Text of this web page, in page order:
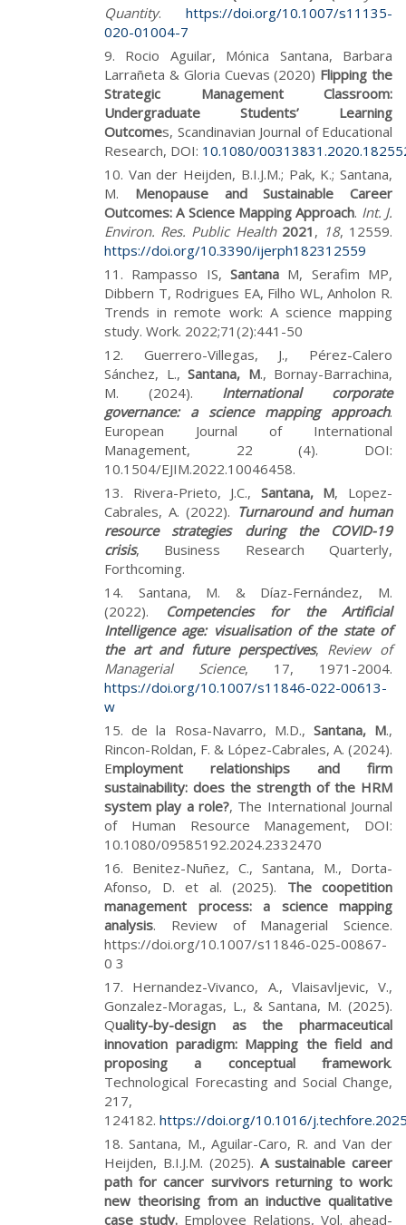
Quantity. https://doi.org/10.1007/s11135-
020-01004-7
Rocio Aguilar, Mónica Santana, Barbara
Larrañeta & Gloria Cuevas (2020) Flipping the
Strategic Management Classroom:
Undergraduate Students’ Learning
Outcomes, Scandinavian Journal of Educational
Research, DOI: 10.1080/
Van der Heijden, B.I.J.M.; Pak, K.; Santana,
M. Menopause and Sustainable Career
Outcomes: A Science Mapping Approach. Int. J.
Environ. Res. Public Health 2021 , 18, 12559.
https://doi.org/10.3390/ijerph182312559
Rampasso IS,Santana M, Serafim MP,
Dibbern T, Rodrigues EA, Filho WL, Anholon R.
Trends in remote work: A science mapping
study. Work. 2022;71(2):441-50
Guerrero-Villegas, J., Pérez-Calero
Sánchez, L., Santana, M., Bornay-Barrachina,
M. (2024). International corporate
governance: a science mapping approach.
European Journal of International
Management, 22 (4). DOI:
10.1504/EJIM.2022.10046458.
Rivera-Prieto, J.C., Santana, M, Lopez-
Cabrales, A. (2022). Turnaround and human
resource strategies during the COVID-19
crisis, Business Research Quarterly,
Forthcoming.
Santana, M. & Díaz-Fernández, M.
(2022).
Competencies for the Artificial
Intelligence age: visualisation of the state of
the art and future perspectives, Review of
Managerial Science, 17, 1971-2004.
https://doi.org/10.1007/s11846-022-00613-
w
de la Rosa-Navarro, M.D., Santana, M.,
Rincon-Roldan, F. & López-Cabrales, A. (2024).
Employment relationships and firm
sustainability: does the strength of the HRM
system play a role?, The International Journal
of Human Resource Management, DOI:
10.1080/09585192.2024.2332470
Benitez-Nuñez, C., Santana, M., Dorta-
Afonso, D. et al. (2025). The coopetition
management process: a science mapping
analysis. Review of Managerial Science.
https://doi.org/10.1007/s11846-025-00867-
0 3
Hernandez-Vivanco, A., Vlaisavljevic, V.,
Gonzalez-Moragas, L., & Santana, M. (2025).
Quality-by-design as the pharmaceutical
innovation paradigm: Mapping the field and
proposing a conceptual framework.
Technological Forecasting and Social Change,
217,
124182. https://doi.org/10.1016/
Santana, M., Aguilar-Caro, R. and Van der
Heijden, B.I.J.M. (2025). A sustainable career
path for cancer survivors returning to work:
new theorising from an inductive qualitative
case study. Employee Relations, Vol. ahead-